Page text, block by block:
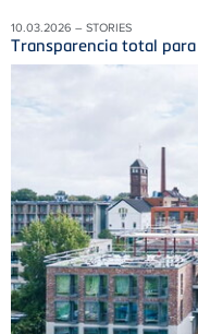
10.03.2026 – STORIES
Transparencia total